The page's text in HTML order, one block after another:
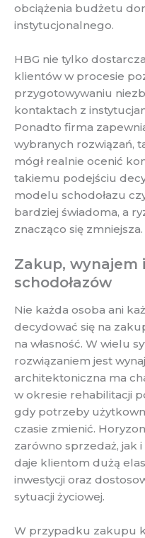
obciążenia budżetu
instytucjonalnego.
HBG nie tylko
klientów w procesie
przygotowywaniu
kontaktach z
Ponadto firma
wybranych rozwiązań,
mógł realnie ocenić
takiemu podejściu
modelu schodołazu
bardziej świadoma, a
znacząco się zmniejsza.
Zakup, wynajem
schodołazów
Nie każda osoba ani
decydować się na
na własność. W wielu
rozwiązaniem jest
architektoniczna ma
w okresie rehabilitacji
gdy potrzeby
czasie zmienić.
zarówno sprzedaż, jak
daje klientom dużą
inwestycji oraz
sytuacji życiowej.
W przypadku zakupu